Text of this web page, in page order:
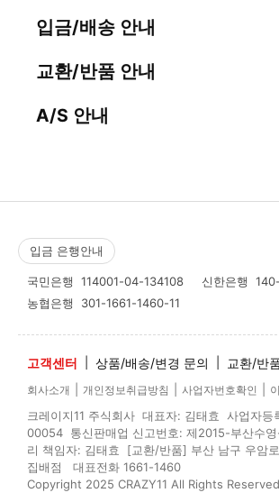
입금/배송 안내
교환/반품 안내
A/S 안내
입금 은행안내
국민은행 114001-04-134108 신한은행
농협은행 301-1661-1460-11
고객센터 상품/배송/변경 문의 교환/반
회사소개 개인정보취급방침 사업자번호확인
크레이지11 주식회사 대표자: 김태효 사업자
00054 통신판매업 신고번호: 제2015-부산수
리 책임자: 김태효 [교환/반품] 부산 남구 우암
집배점 대표전화 1661-1460
Copyright 2025 CRAZY11 All Rights